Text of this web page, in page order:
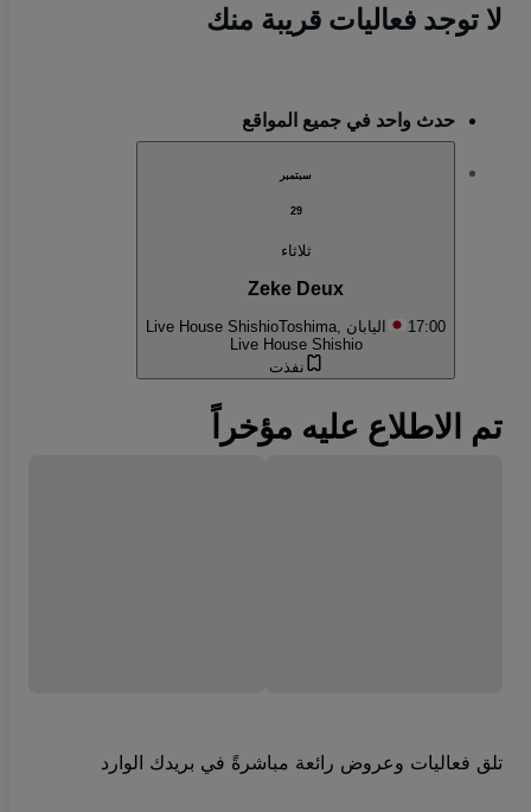
لا توجد فعاليات قريبة منك
حدث واحد في جميع المواقع
سبتمبر
29
ثلاثاء
Zeke Deux
17:00 Toshima, اليابان
Live House Shishio
Live House Shishio
نفذت
تم الاطلاع عليه مؤخراً
تلق فعاليات وعروض رائعة مباشرةً في بريدك الوارد